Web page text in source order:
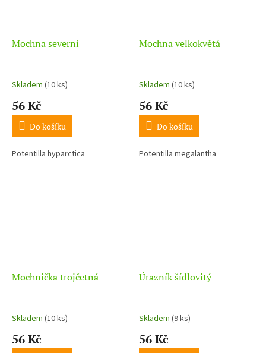
Mochna severní
Skladem (10 ks)
56 Kč
Do košíku
Potentilla hyparctica
Mochna velkokvětá
Skladem (10 ks)
56 Kč
Do košíku
Potentilla megalantha
Mochnička trojčetná
Skladem (10 ks)
56 Kč
Úrazník šídlovitý
Skladem (9 ks)
56 Kč